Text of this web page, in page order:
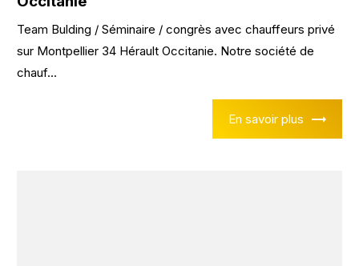
Team Bulding / Séminaire / congrès avec chauffeurs privé
sur Montpellier 34 Hérault Occitanie. Notre société de
chauf...
En savoir plus